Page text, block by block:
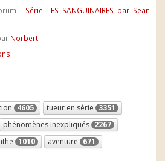
: Série LES SANGUINAIRES par Sean
Norbert
4605 tueur en série 3351
phénomènes inexpliqués 2267
1010 aventure 671